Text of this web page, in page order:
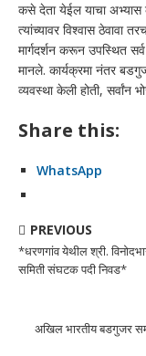
कसे देता येईल याचा अभ्यास
त्यांच्यावर विश्वास ठेवावा
मार्गदर्शन करून उपस्थित
मानले. कार्यक्रमा नंतर
व्यवस्था केली होती, सर्वांन
Share this:
WhatsApp
PREVIOUS
*धरणगांव येथील श्री.
समिती संघटक पदी निवड*
अखिल भारतीय बडगुजर